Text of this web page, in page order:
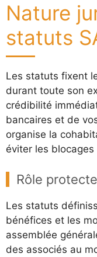
Nature
statuts
Les statuts fixent
durant toute son
crédibilité
bancaires et de
organise la
éviter les
Rôle
Les statuts
bénéfices et les
assemblée
des associés au